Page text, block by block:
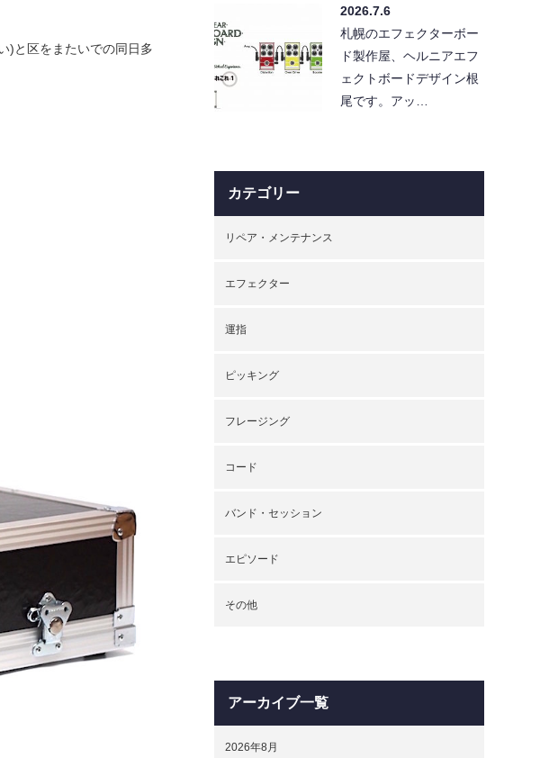
)と区をまたいでの同日多
2026.7.6
札幌のエフェクターボー
ド製作屋、ヘルニアエフ
ェクトボードデザイン根
尾です。アッ…
カテゴリー
リペア・メンテナンス
エフェクター
運指
ピッキング
フレージング
コード
バンド・セッション
エピソード
その他
アーカイブ一覧
2026年8月